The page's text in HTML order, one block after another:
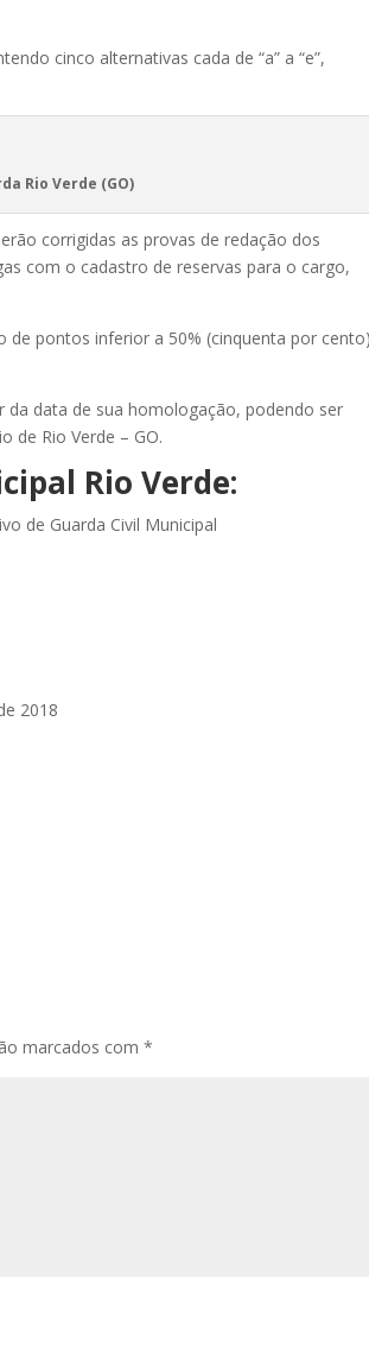
cinco alternativas cada de “a” a “e”,
Rio Verde (GO)
corrigidas as provas de redação dos
com o cadastro de reservas para o cargo,
pontos inferior a 50% (cinquenta por
da data de sua homologação, podendo ser
de Rio Verde – GO.
Rio Verde:
de Guarda Civil Municipal
2018
marcados com*